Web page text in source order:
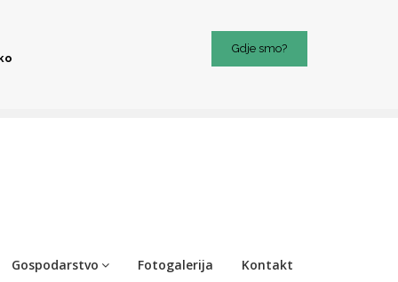
Gdje smo?
Gospodarstvo Fotogalerija Kontakt